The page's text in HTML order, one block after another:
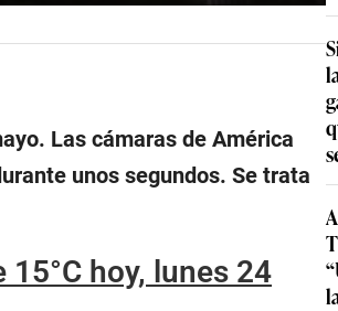
Las cámaras de América
unos segundos. Se trata
hoy, lunes 24